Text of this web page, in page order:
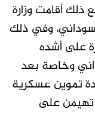
ذلك أقامت وزارة
وفي ذلك
على أشده
وخاصة بعد
تموين عسكرية
تهيمن على